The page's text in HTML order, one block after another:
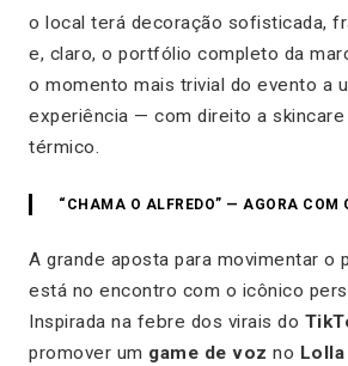
o local terá decoração sofisticada,
e, claro, o portfólio completo da
o momento mais trivial do evento a
experiência — com direito a
térmico.
“CHAMA O ALFREDO” — AGORA COM
A grande aposta para movimentar o
está no encontro com o icônico
Inspirada na febre dos virais do
promover um game de voz no